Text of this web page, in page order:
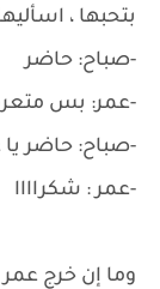
بتحبها ،
-صباح: حاضر
-عمر: بس
-صباح: حاضر يا
-عمر : شكراااا
وما إن خرج